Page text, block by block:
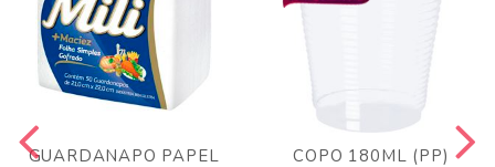
GUARDANAPO PAPEL
COPO 180ML (PP)